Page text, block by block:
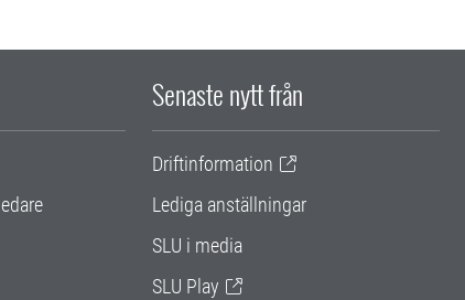
Senaste nytt från
Driftinformation
Lediga anställningar
SLU i media
SLU Play